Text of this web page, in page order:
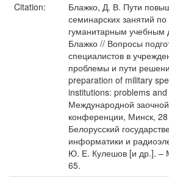
Citation:
Блажко, Д. В. Пути
семинарских занятий
гуманитарным учебным
Блажко // Вопросы
специалистов в
проблемы и пути
preparation of military
institutions: problems
Международной
конференции, Минск,
Белорусский
информатики и
Ю. Е. Кулешов [и др.]. –
65.